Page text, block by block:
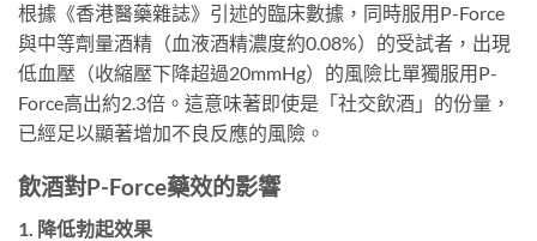
根據《香港醫藥雜誌》引述的臨床數據，同時服用P-Force
與中等劑量酒精（血液酒精濃度約0.08%）的受試者，出現
低血壓（收縮壓下降超過20mmHg）的風險比單獨服用P-
Force高出約2.3倍。這意味著即使是「社交飲酒」的份量，
已經足以顯著增加不良反應的風險。
飲酒對P-Force藥效的影響
1. 降低勃起效果